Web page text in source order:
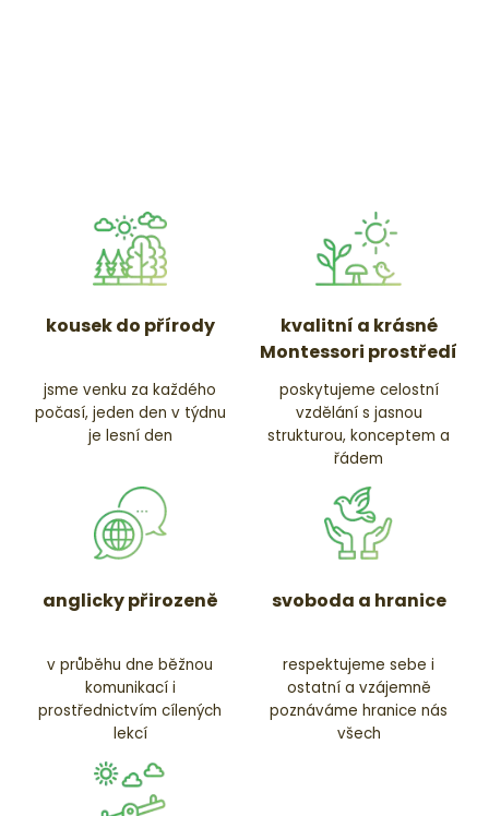
kousek do přírody
jsme venku za každého
počasí, jeden den v týdnu
je lesní den
kvalitní a krásné
Montessori prostředí
poskytujeme celostní
vzdělání s jasnou
strukturou, konceptem a
řádem
anglicky přirozeně
v průběhu dne běžnou
komunikací i
prostřednictvím cílených
lekcí
svoboda a hranice
respektujeme sebe i
ostatní a vzájemně
poznáváme hranice nás
všech